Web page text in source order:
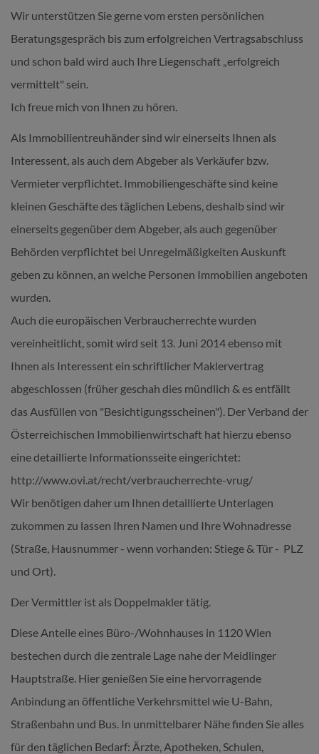
Wir unterstützen Sie gerne vom ersten persönlichen
Beratungsgespräch bis zum erfolgreichen Vertragsabschluss
und schon bald wird auch Ihre Liegenschaft „erfolgreich
vermittelt" sein.
Ich freue mich von Ihnen zu hören.
Als Immobilientreuhänder sind wir einerseits Ihnen als
Interessent, als auch dem Abgeber als Verkäufer bzw.
Vermieter verpflichtet. Immobiliengeschäfte sind keine
kleinen Geschäfte des täglichen Lebens, deshalb sind wir
einerseits gegenüber dem Abgeber, als auch gegenüber
Behörden verpflichtet bei Unregelmäßigkeiten Auskunft
geben zu können, an welche Personen Immobilien angeboten
wurden.
Auch die europäischen Verbraucherrechte wurden
vereinheitlicht, somit wird seit 13. Juni 2014 ebenso mit
Ihnen als Interessent ein schriftlicher Maklervertrag
abgeschlossen (früher geschah dies mündlich & es entfällt
das Ausfüllen von "Besichtigungsscheinen"). Der Verband der
Österreichischen Immobilienwirtschaft hat hierzu ebenso
eine detaillierte Informationsseite eingerichtet:
http://www.ovi.at/recht/verbraucherrechte-vrug/
Wir benötigen daher um Ihnen detaillierte Unterlagen
zukommen zu lassen Ihren Namen und Ihre Wohnadresse
(Straße, Hausnummer - wenn vorhanden: Stiege & Tür - PLZ
und Ort).
Der Vermittler ist als Doppelmakler tätig.
Diese Anteile eines Büro-/Wohnhauses in 1120 Wien
bestechen durch die zentrale Lage nahe der Meidlinger
Hauptstraße. Hier genießen Sie eine hervorragende
Anbindung an öffentliche Verkehrsmittel wie U-Bahn,
Straßenbahn und Bus. In unmittelbarer Nähe finden Sie alles
für den täglichen Bedarf: Ärzte, Apotheken, Schulen,